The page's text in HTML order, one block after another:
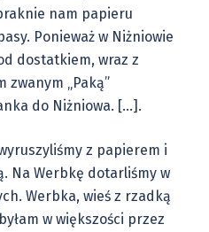
nam papieru
Ponieważ w Niżniowie
dostatkiem, wraz z
zwanym „Paką”
do Niżniowa. […].
z papierem i
Na Werbkę dotarliśmy w
Werbka, wieś z rzadką
w większości przez